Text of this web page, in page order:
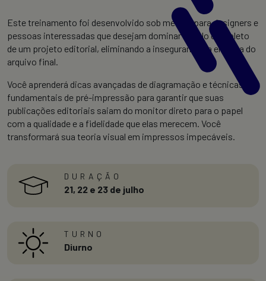
Este treinamento foi desenvolvido sob medida para designers e
pessoas interessadas que desejam dominar o ciclo completo
de um projeto editorial, eliminando a insegurança na entrega do
arquivo final.
Você aprenderá dicas avançadas de diagramação e técnicas
fundamentais de pré-impressão para garantir que suas
publicações editoriais saiam do monitor direto para o papel
com a qualidade e a fidelidade que elas merecem. Você
transformará sua teoria visual em impressos impecáveis.
DURAÇÃO
21, 22 e 23 de julho
TURNO
Diurno